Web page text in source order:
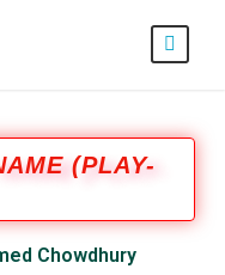
(PLAY-
Chowdhury